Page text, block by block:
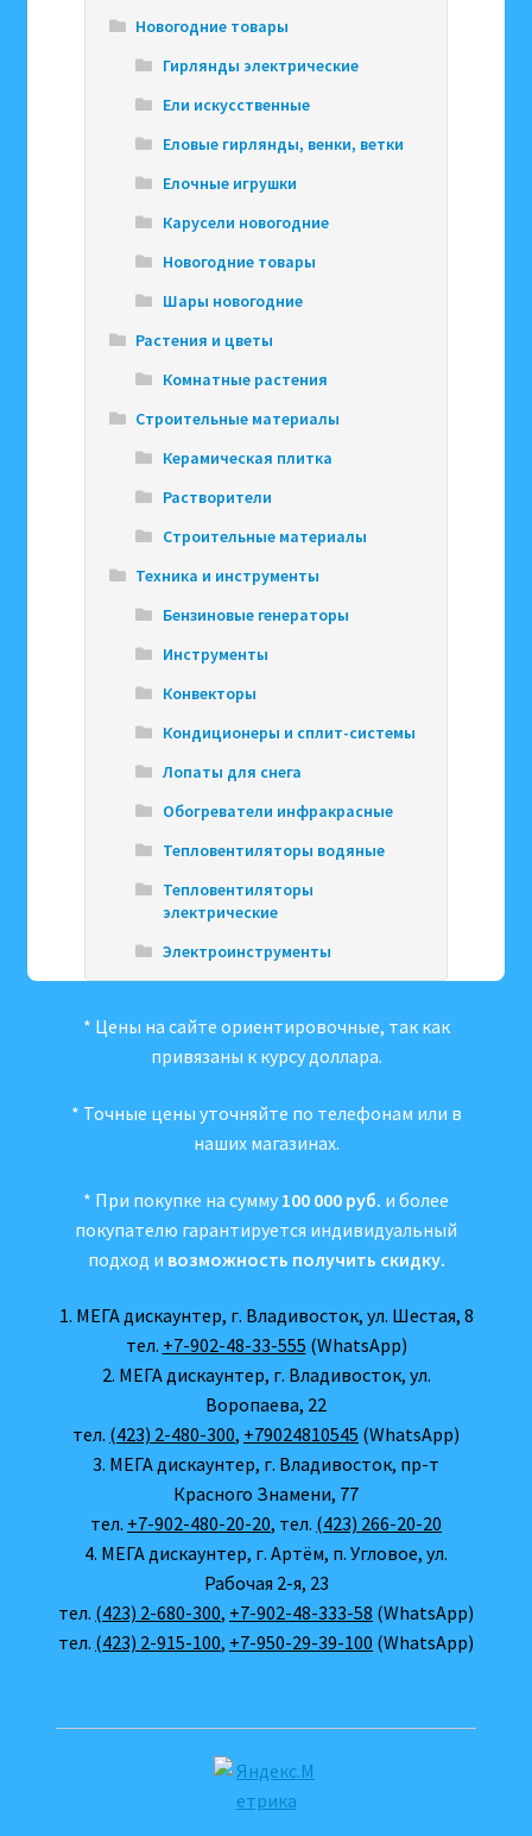
Новогодние товары
Гирлянды электрические
Ели искусственные
Еловые гирлянды, венки, ветки
Елочные игрушки
Карусели новогодние
Новогодние товары
Шары новогодние
Растения и цветы
Комнатные растения
Строительные материалы
Керамическая плитка
Растворители
Строительные материалы
Техника и инструменты
Бензиновые генераторы
Инструменты
Конвекторы
Кондиционеры и сплит-системы
Лопаты для снега
Обогреватели инфракрасные
Тепловентиляторы водяные
Тепловентиляторы
электрические
Электроинструменты
* Цены на сайте ориентировочные, так как
привязаны к курсу доллара.
* Точные цены уточняйте по телефонам или в
наших магазинах.
* При покупке на сумму 100 000 руб. и более
покупателю гарантируется индивидуальный
подход и возможность получить скидку.
1. МЕГА дискаунтер, г. Владивосток, ул. Шестая, 8
тел. +7-902-48-33-555 (WhatsApp)
2. МЕГА дискаунтер, г. Владивосток, ул.
Воропаева, 22
тел. (423) 2-480-300, +79024810545 (WhatsApp)
3. МЕГА дискаунтер, г. Владивосток, пр-т
Красного Знамени, 77
тел. +7-902-480-20-20, тел. (423) 266-20-20
4. МЕГА дискаунтер, г. Артём, п. Угловое, ул.
Рабочая 2-я, 23
тел. (423) 2-680-300, +7-902-48-333-58 (WhatsApp)
тел. (423) 2-915-100, +7-950-29-39-100 (WhatsApp)